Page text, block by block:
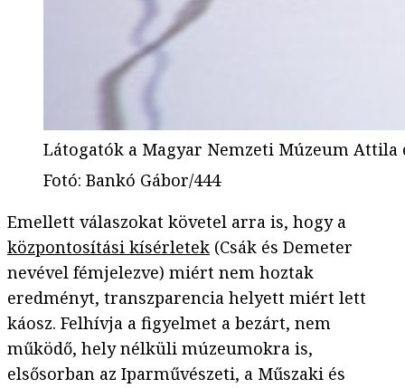
Látogatók a Magyar Nemzeti Múzeum
Fotó: Bankó Gábor/444
Emellett válaszokat követel arra is, hogy a
központosítási kísérletek (Csák és Demeter
nevével fémjelezve) miért nem hoztak
eredményt, transzparencia helyett miért lett
káosz. Felhívja a figyelmet a bezárt, nem
működő, hely nélküli múzeumokra is,
elsősorban az Iparművészeti, a Műszaki és